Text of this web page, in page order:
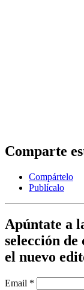
Comparte
Compártelo
Publícalo
Apúntate a
selección de
el nuevo
Email *